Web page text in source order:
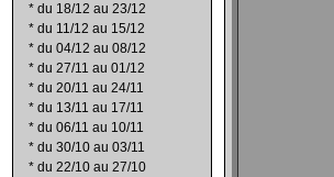
* du 18/12 au 23/12
* du 11/12 au 15/12
* du 04/12 au 08/12
* du 27/11 au 01/12
* du 20/11 au 24/11
* du 13/11 au 17/11
* du 06/11 au 10/11
* du 30/10 au 03/11
* du 22/10 au 27/10